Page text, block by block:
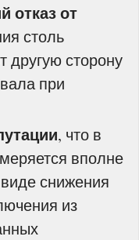
отказ от
столь
другую сторону
при
, что в
вполне
снижения
из